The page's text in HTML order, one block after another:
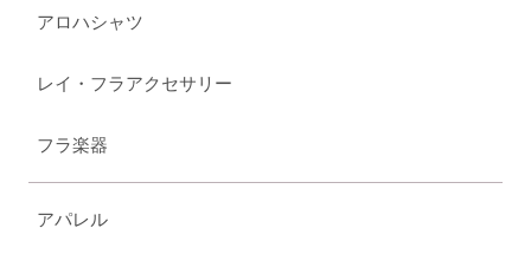
アロハシャツ
レイ・フラアクセサリー
フラ楽器
アパレル